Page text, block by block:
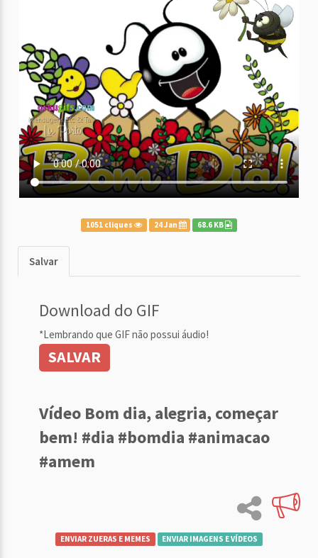
1051 cliques 24 Jan 68.6 KB
Salvar
Download do GIF
*Lembrando que GIF não possui áudio!
SALVAR
Vídeo Bom dia, alegria, começar
bem! #dia #bomdia #animacao
#amem
ENVIAR ZUERAS E MEMES ENVIAR IMAGENS E VÍDEOS